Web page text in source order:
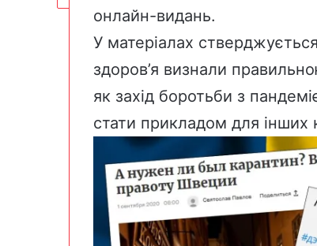
онлайн-видань.
У матеріалах
здоров’я визнали
як захід боротьби з
стати прикладом для інших